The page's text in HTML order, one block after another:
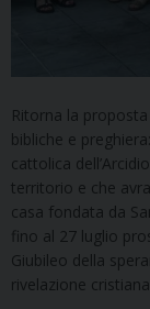
Ritorna la
bibliche e
cattolica
territorio e che
casa fondata da
fino al 27 luglio
Giubileo della
rivelazione